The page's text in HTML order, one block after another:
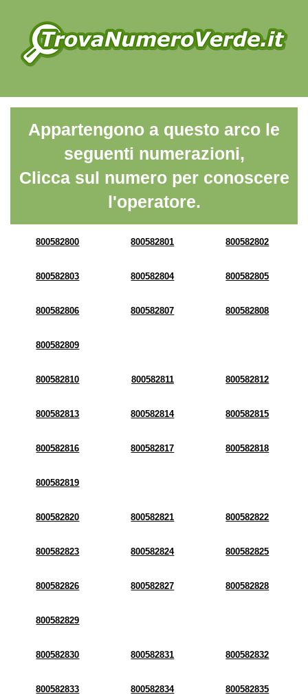
Appartengono a questo arco le
seguenti numerazioni,
Clicca sul numero per conoscere
l'operatore.
800582800 800582801 800582802
800582803 800582804 800582805
800582806 800582807 800582808
800582809
800582810 800582811 800582812
800582813 800582814 800582815
800582816 800582817 800582818
800582819
800582820 800582821 800582822
800582823 800582824 800582825
800582826 800582827 800582828
800582829
800582830 800582831 800582832
800582833 800582834 800582835